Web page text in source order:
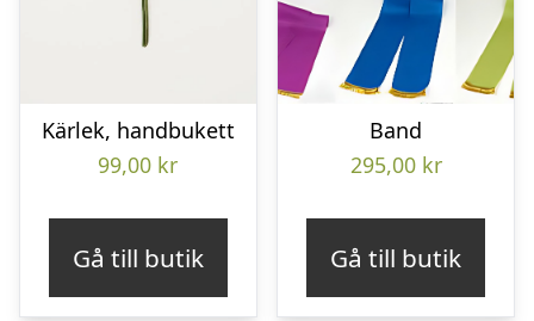
Kärlek, handbukett
99,00 kr
Gå till butik
Band
295,00 kr
Gå till butik